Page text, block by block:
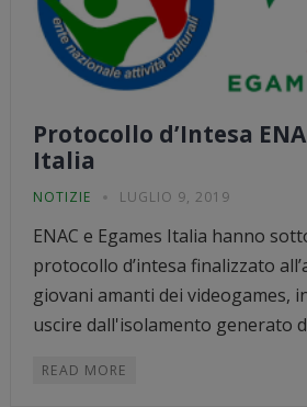
Protocollo d’Intesa
Italia
NOTIZIE LUGLIO 9, 2019
ENAC e Egames Italia hanno
protocollo d’intesa finalizzato
giovani amanti dei videogames,
uscire dall'isolamento generato
READ MORE